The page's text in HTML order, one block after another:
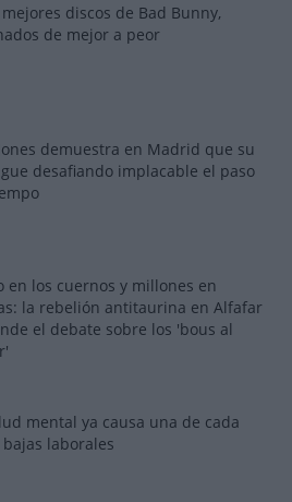
mejores discos de Bad Bunny,
de mejor a peor
demuestra en Madrid que su
desafiando implacable el paso
en los cuernos y millones en
la rebelión antitaurina en Alfafar
el debate sobre los 'bous al
mental ya causa una de cada
bajas laborales